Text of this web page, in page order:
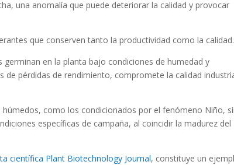
una anomalía que puede deteriorar la calidad y provocar
que conserven tanto la productividad como la calidad.
en la planta bajo condiciones de humedad y
pérdidas de rendimiento, compromete la calidad
como los condicionados por el fenómeno Niño,
específicas de campaña, al coincidir la madurez del
científica Plant Biotechnology Journal, constituye un